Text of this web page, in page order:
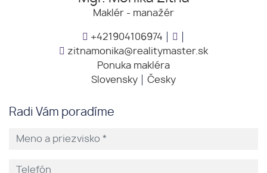
Maklér - manažér
+421904106974
zitnamonika@realitymaster.sk
Ponuka makléra
Slovensky
Česky
Radi Vám poradíme